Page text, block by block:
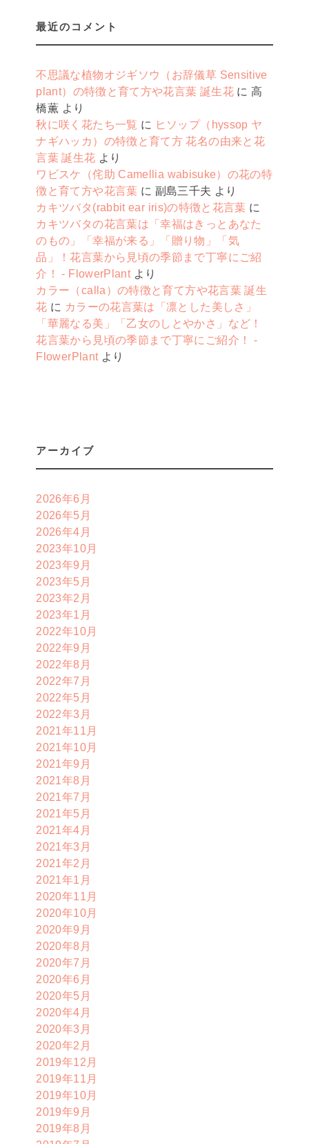
最近のコメント
不思議な植物オジギソウ（お辞儀草 Sensitive
plant）の特徴と育て方や花言葉 誕生花に高
橋薫 より
秋に咲く花たち一覧 に ヒソップ（hyssop ヤ
ナギハッカ）の特徴と育て方 花名の由来と花
言葉 誕生花 より
ワビスケ（侘助 Camellia wabisuke）の花の特
徴と育て方や花言葉 に 副島三千夫 より
カキツバタ(rabbit ear iris)の特徴と花言葉 に
カキツバタの花言葉は「幸福はきっとあなた
のもの」「幸福が来る」「贈り物」「気
品」！花言葉から見頃の季節まで丁寧にご紹
介！ - FlowerPlantより
カラー（calla）の特徴と育て方や花言葉 誕生
花 に カラーの花言葉は「凛とした美しさ」
「華麗なる美」「乙女のしとやかさ」など！
花言葉から見頃の季節まで丁寧にご紹介！ -
FlowerPlantより
アーカイブ
2026年6月
2026年5月
2026年4月
2023年10月
2023年9月
2023年5月
2023年2月
2023年1月
2022年10月
2022年9月
2022年8月
2022年7月
2022年5月
2022年3月
2021年11月
2021年10月
2021年9月
2021年8月
2021年7月
2021年5月
2021年4月
2021年3月
2021年2月
2021年1月
2020年11月
2020年10月
2020年9月
2020年8月
2020年7月
2020年6月
2020年5月
2020年4月
2020年3月
2020年2月
2019年12月
2019年11月
2019年10月
2019年9月
2019年8月